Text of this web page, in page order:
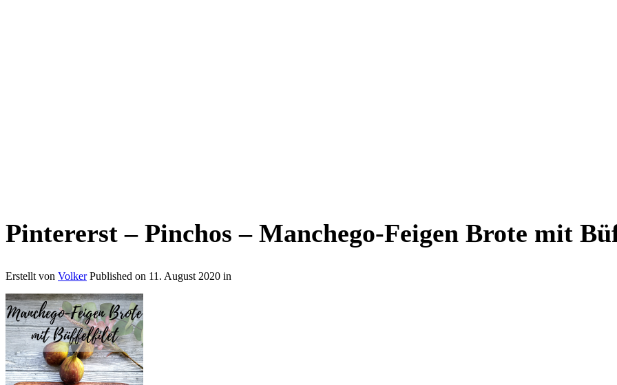
Pintererst – Pinchos – Manchego-Feigen Brote mit
Erstellt von Volker Published on 11. August 2020 in